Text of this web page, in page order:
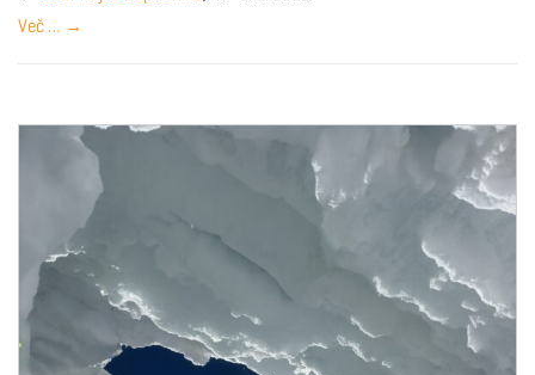
w
r
Več … →